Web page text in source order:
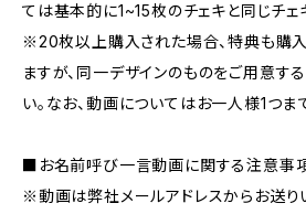
ては基本的に1~15枚のチェキと同じチェ
※20枚以上購入された場合、特典も購
ますが、同一デザインのものをご用意す
い。なお、動画についてはお一人様1つま
■お名前呼び一言動画に関する注意事
※動画は弊社メールアドレスからお送り